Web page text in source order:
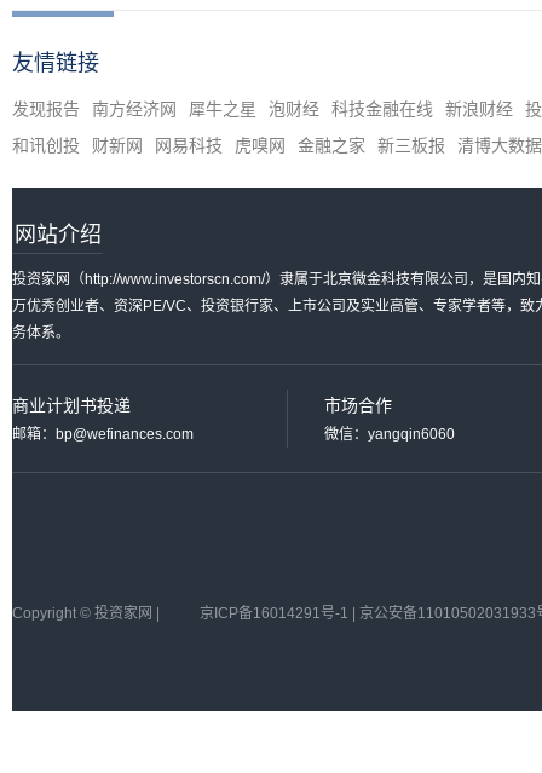
友情链接
发现报告 南方经济网 犀牛之星 泡财经 科技金融在线 新浪财经
和讯创投
财新网 网易科技 虎嗅网 金融之家 新三板报 清博大数据
网站介绍
投资家网（http://www.investorscn.com/）隶属于北京微金科技有限公司，是国内
万优秀创业者、资深PE/VC、投资银行家、上市公司及实业高管、专家学者等，
务体系。
商业计划书投递
邮箱：bp@wefinances.com
市场合作
微信：yangqin6060
Copyright © 投资家网 | 京ICP备16014291号-1 | 京公安备11010502031933